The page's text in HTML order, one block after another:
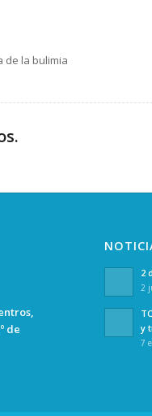
de la bulimia
de
2
2
y
7